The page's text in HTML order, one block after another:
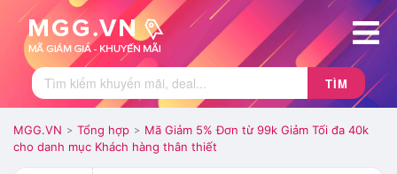
TÌM
MGG.VN > Tổng hợp > Mã Giảm 5% Đơn từ 99k Giảm Tối đa 40k
cho danh mục Khách hàng thân thiết